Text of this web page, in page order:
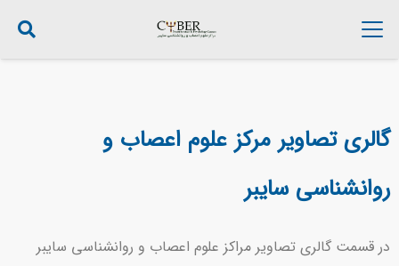
گالری تصاویر مرکز علوم اعصاب و
روانشناسی سایبر
در قسمت گالری تصاویر مراکز علوم اعصاب و روانشناسی سایبر